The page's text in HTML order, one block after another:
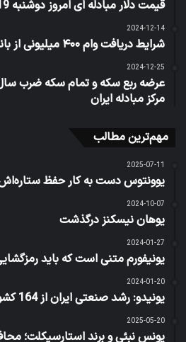
قیمت دلار مبادله ای امروز دوشنبه 19 آذر 1403
2024-12-14
شرایط دریافت وام ۴۰۰ میلیونی از بانک رسالت
2024-12-25
مرکز مبادله ایران
مهم‌ترین مطالب
2025-07-11
یوونتوس دست به کار حفظ
2024-10-07
یوهان نیسکنز درگذشت
2024-01-27
یونیفورم متنی است که باید
2024-01-20
یونیدو: رشد صنعتی ایران از 164 کشور جهان بیشتر شد
2025-05-20
یونس نبئی و برند استارسیکلت؛